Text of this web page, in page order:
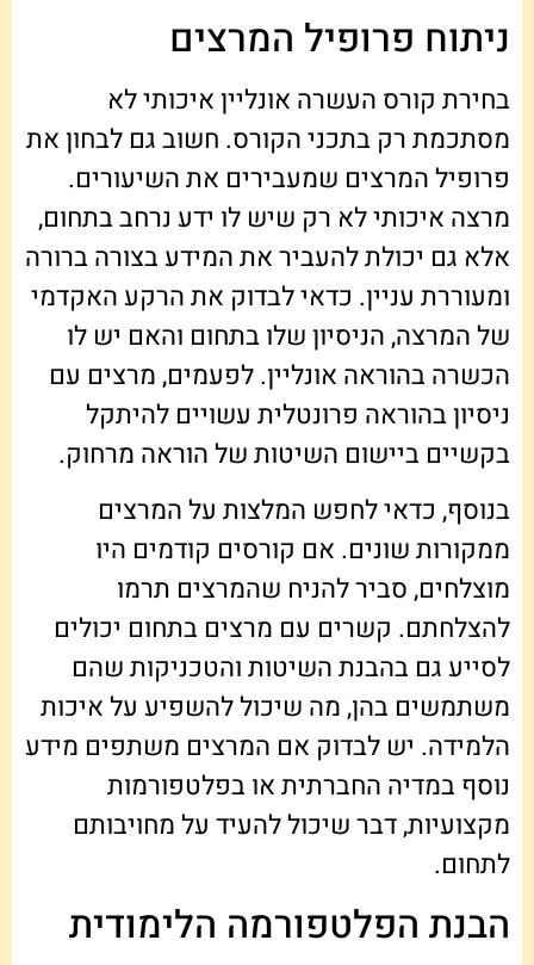
ניתוח פרופיל המרצים
בחירת קורס העשרה אונליין איכותי לא
מסתכמת רק בתכני הקורס. חשוב גם לבחון את
פרופיל המרצים שמעבירים את השיעורים.
מרצה איכותי לא רק שיש לו ידע נרחב בתחום,
אלא גם יכולת להעביר את המידע בצורה ברורה
ומעוררת עניין. כדאי לבדוק את הרקע האקדמי
של המרצה, הניסיון שלו בתחום והאם יש לו
הכשרה בהוראה אונליין. לפעמים, מרצים עם
ניסיון בהוראה פרונטלית עשויים להיתקל
בקשיים ביישום השיטות של הוראה מרחוק.
בנוסף, כדאי לחפש המלצות על המרצים
ממקורות שונים. אם קורסים קודמים היו
מוצלחים, סביר להניח שהמרצים תרמו
להצלחתם. קשרים עם מרצים בתחום יכולים
לסייע גם בהבנת השיטות והטכניקות שהם
משתמשים בהן, מה שיכול להשפיע על איכות
הלמידה. יש לבדוק אם המרצים משתפים מידע
נוסף במדיה החברתית או בפלטפורמות
מקצועיות, דבר שיכול להעיד על מחויבותם
לתחום.
הבנת הפלטפורמה הלימודית